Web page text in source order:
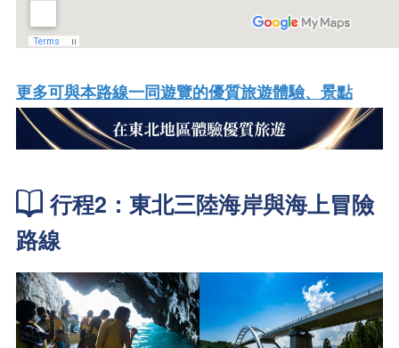
更多可與本路線一同遊覽的優質旅遊體驗、景點
行程2：東北三陸海岸與海上冒險
路線